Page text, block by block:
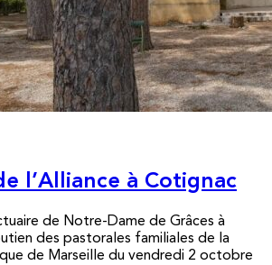
l’Alliance à Cotignac
de Notre-Dame de Grâces à
des pastorales familiales de la
de Marseille du vendredi 2 octobre